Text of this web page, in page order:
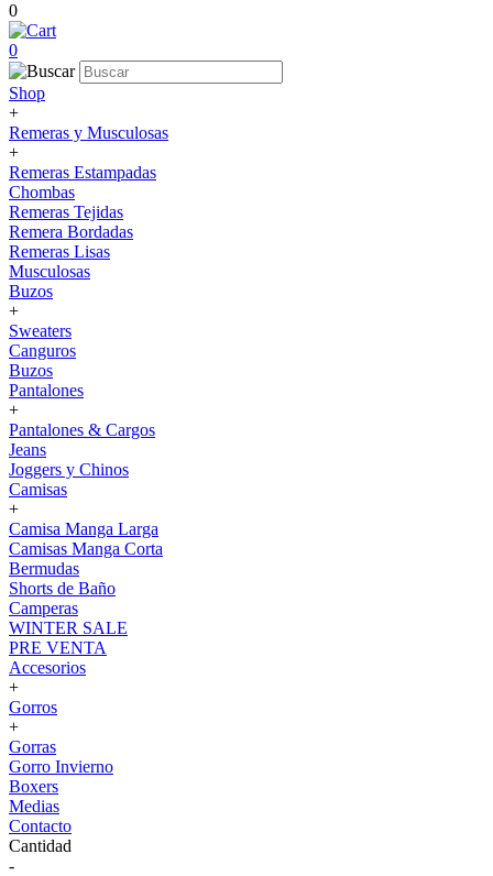
0
0
Shop
+
Remeras y Musculosas
+
Remeras Estampadas
Chombas
Remeras Tejidas
Remera Bordadas
Remeras Lisas
Musculosas
Buzos
+
Sweaters
Canguros
Buzos
Pantalones
+
Pantalones & Cargos
Jeans
Joggers y Chinos
Camisas
+
Camisa Manga Larga
Camisas Manga Corta
Bermudas
Shorts de Baño
Camperas
WINTER SALE
PRE VENTA
Accesorios
+
Gorros
+
Gorras
Gorro Invierno
Boxers
Medias
Contacto
Cantidad
-